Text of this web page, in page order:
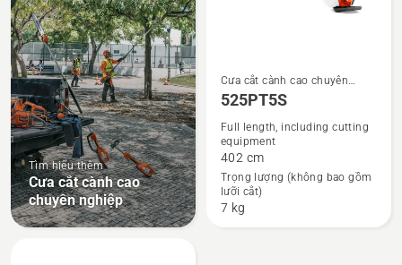
Tìm hiểu thêm
Cưa cắt cành cao
chuyên nghiệp
Xem
thêm
chi
tiết
về
525PT5S
Cưa cắt cành cao chuyên
nghiệp
525PT5S
Full length, including cutting
equipment
402 cm
Trọng lượng (không bao gồm
lưỡi cắt)
7 kg